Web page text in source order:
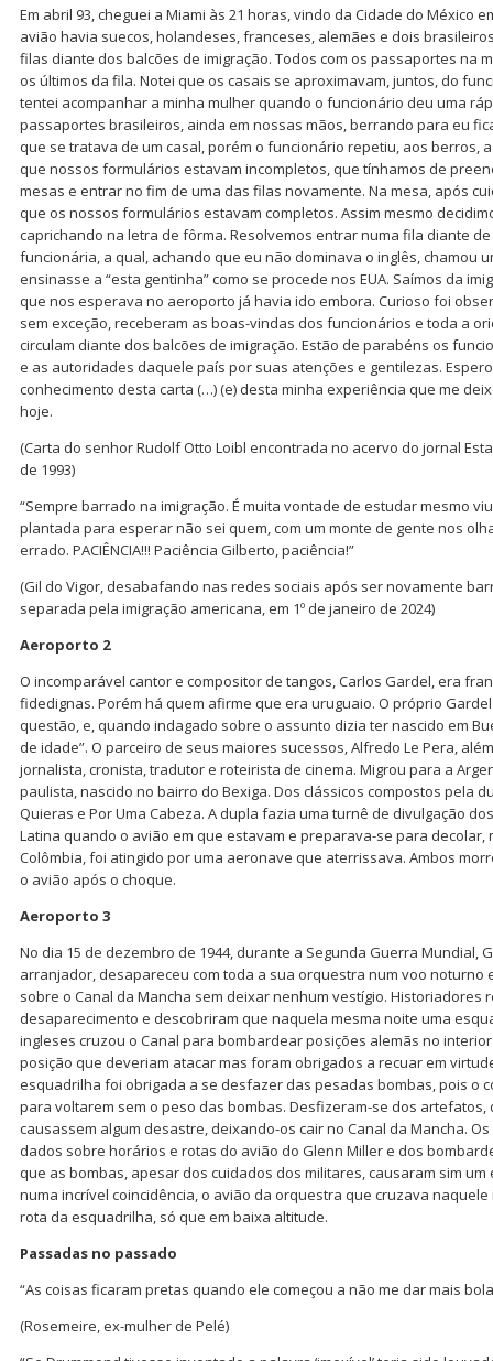
Em abril 93, cheguei a Miami às 21 horas, vindo da Cidade do México
avião havia suecos, holandeses, franceses, alemães e dois
filas diante dos balcões de imigração. Todos com os passaportes na
os últimos da fila. Notei que os casais se aproximavam, juntos, do
tentei acompanhar a minha mulher quando o funcionário deu uma
passaportes brasileiros, ainda em nossas mãos, berrando para eu
que se tratava de um casal, porém o funcionário repetiu, aos berros,
que nossos formulários estavam incompletos, que tínhamos de
mesas e entrar no fim de uma das filas novamente. Na mesa, após
que os nossos formulários estavam completos. Assim mesmo
caprichando na letra de fôrma. Resolvemos entrar numa fila diante
funcionária, a qual, achando que eu não dominava o inglês, chamou
ensinasse a “esta gentinha” como se procede nos EUA. Saímos da
que nos esperava no aeroporto já havia ido embora. Curioso foi
sem exceção, receberam as boas-vindas dos funcionários e toda a
circulam diante dos balcões de imigração. Estão de parabéns os
e as autoridades daquele país por suas atenções e gentilezas.
conhecimento desta carta (…) (e) desta minha experiência que me
hoje.
(Carta do senhor Rudolf Otto Loibl encontrada no acervo do jornal
de 1993)
“Sempre barrado na imigração. É muita vontade de estudar mesmo
plantada para esperar não sei quem, com um monte de gente nos
errado. PACIÊNCIA!!! Paciência Gilberto, paciência!”
(Gil do Vigor, desabafando nas redes sociais após ser novamente
separada pela imigração americana, em 1º de janeiro de 2024)
Aeroporto 2
O incomparável cantor e compositor de tangos, Carlos Gardel, era
fidedignas. Porém há quem afirme que era uruguaio. O próprio
questão, e, quando indagado sobre o assunto dizia ter nascido em
de idade”. O parceiro de seus maiores sucessos, Alfredo Le Pera,
jornalista, cronista, tradutor e roteirista de cinema. Migrou para a
paulista, nascido no bairro do Bexiga. Dos clássicos compostos pela
Quieras e Por Uma Cabeza. A dupla fazia uma turnê de divulgação
Latina quando o avião em que estavam e preparava-se para
Colômbia, foi atingido por uma aeronave que aterrissava. Ambos
o avião após o choque.
Aeroporto 3
No dia 15 de dezembro de 1944, durante a Segunda Guerra Mundial,
arranjador, desapareceu com toda a sua orquestra num voo noturno
sobre o Canal da Mancha sem deixar nenhum vestígio.
desaparecimento e descobriram que naquela mesma noite uma
ingleses cruzou o Canal para bombardear posições alemãs no
posição que deveriam atacar mas foram obrigados a recuar em
esquadrilha foi obrigada a se desfazer das pesadas bombas, pois o
para voltarem sem o peso das bombas. Desfizeram-se dos
causassem algum desastre, deixando-os cair no Canal da Mancha.
dados sobre horários e rotas do avião do Glenn Miller e dos
que as bombas, apesar dos cuidados dos militares, causaram sim
numa incrível coincidência, o avião da orquestra que cruzava
rota da esquadrilha, só que em baixa altitude.
Passadas no passado
“As coisas ficaram pretas quando ele começou a não me dar mais
(Rosemeire, ex-mulher de Pelé)